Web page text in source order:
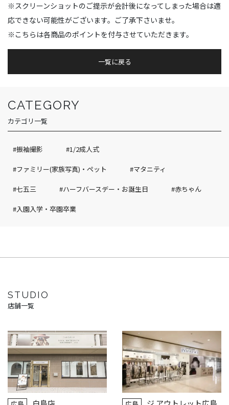
※スクリーンショットのご提示が会計後になってしまった場合は適
応できない可能性がございます。ご了承下さいませ。
※こちらは各商品のポイントを付与させていただきます。
一覧に戻る
CATEGORY
カテゴリ一覧
#振袖撮影 #1/2成人式
#ファミリー(家族写真)・ペット #マタニティ
#七五三 #ハーフバースデー・お誕生日 #赤ちゃん
#入園入学・卒園卒業
STUDIO
店舗一覧